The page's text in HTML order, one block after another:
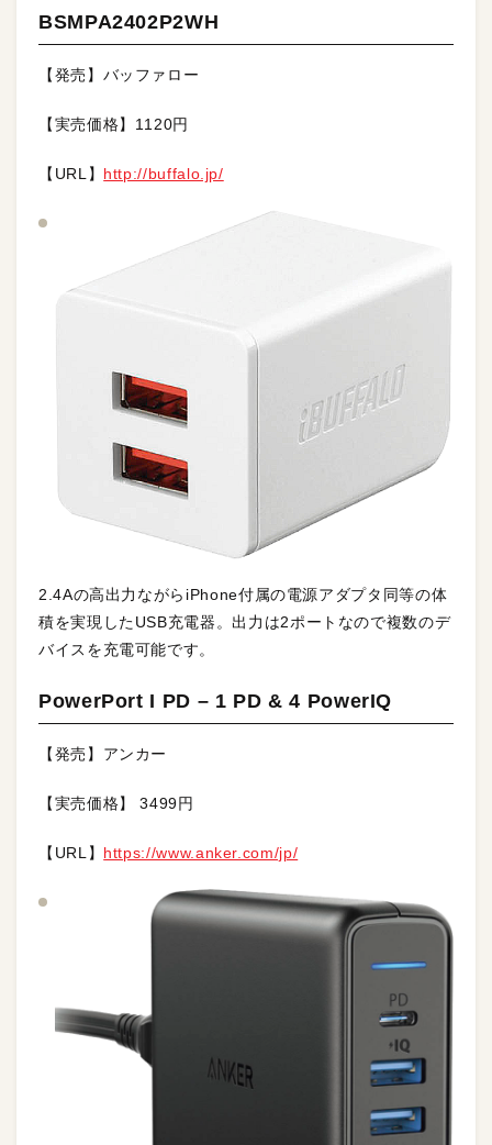
BSMPA2402P2WH
【発売】バッファロー
【実売価格】1120円
【URL】 http://buffalo.jp/
2.4Aの高出力ながらiPhone付属の電源アダプタ同等の体
積を実現したUSB充電器。出力は2ポートなので複数のデ
バイスを充電可能です。
PowerPort I PD – 1 PD & 4 PowerIQ
【発売】アンカー
【実売価格】 3499円
【URL】 https://www.anker.com/jp/